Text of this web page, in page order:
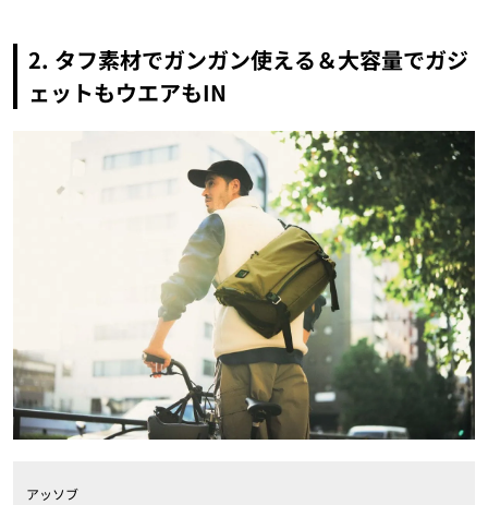
2. タフ素材でガンガン使える＆大容量でガジ
ェットもウエアもIN
アッソブ